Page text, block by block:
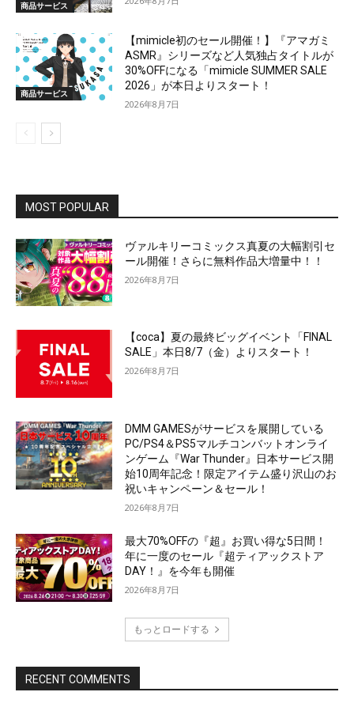
商品サービス
商品サービス
【mimicle初のセール開催！】『アマガミ
ASMR』シリーズなど人気独占タイトルが
30%OFFになる「mimicle SUMMER SALE
2026」が本日よりスタート！
2026年8月7日
MOST POPULAR
ヴァルキリーコミックス真夏の大幅割引セ
ール開催！さらに無料作品大増量中！！
2026年8月7日
【coca】夏の最終ビッグイベント「FINAL
SALE」本日8/7（金）よりスタート！
2026年8月7日
DMM GAMESがサービスを展開している
PC/PS4＆PS5マルチコンバットオンライ
ンゲーム『War Thunder』日本サービス開
始10周年記念！限定アイテム盛り沢山のお
祝いキャンペーン＆セール！
2026年8月7日
最大70%OFFの『超』お買い得な5日間！
年に一度のセール『超ティアックストア
DAY！』を今年も開催
2026年8月7日
もっとロードする
RECENT COMMENTS